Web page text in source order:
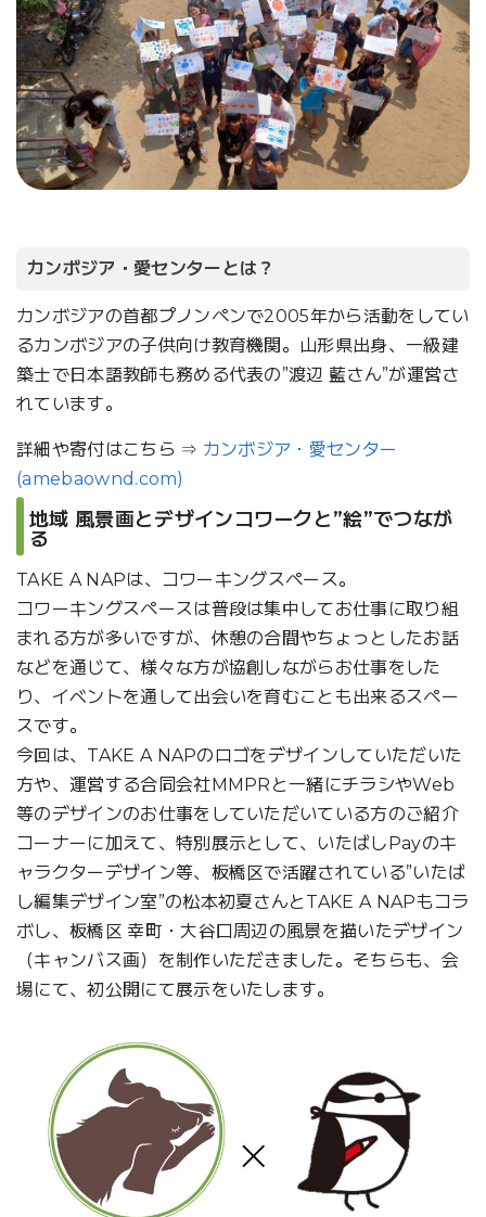
カンボジア・愛センターとは？
カンボジアの首都プノンペンで2005年から活動をしてい
るカンボジアの子供向け教育機関。山形県出身、一級建
築士で日本語教師も務める代表の”渡辺 藍さん”が運営さ
れています。
詳細や寄付はこちら ⇒ カンボジア・愛センター
(amebaownd.com)
地域 風景画とデザインコワークと”絵”でつなが
る
TAKE A NAPは、コワーキングスペース。
コワーキングスペースは普段は集中してお仕事に取り組
まれる方が多いですが、休憩の合間やちょっとしたお話
などを通じて、様々な方が協創しながらお仕事をした
り、イベントを通して出会いを育むことも出来るスペー
スです。
今回は、TAKE A NAPのロゴをデザインしていただいた
方や、運営する合同会社MMPRと一緒にチラシやWeb
等のデザインのお仕事をしていただいている方のご紹介
コーナーに加えて、特別展示として、いたばしPayのキ
ャラクターデザイン等、板橋区で活躍されている”いたば
し編集デザイン室”の松本初夏さんとTAKE A NAPもコラ
ボし、板橋区 幸町・大谷口周辺の風景を描いたデザイン
（キャンバス画）を制作いただきました。そちらも、会
場にて、初公開にて展示をいたします。